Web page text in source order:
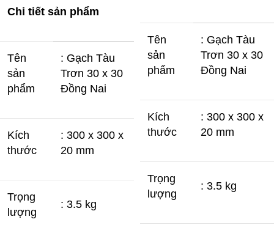
Chi tiết sản phẩm
Tên
sản
phẩm
: Gạch Tàu
Trơn 30 x 30
Đồng Nai
Kích
thước
: 300 x 300 x
20 mm
Trọng
lượng
: 3.5 kg
Tên
sản
phẩm
: Gạch Tàu
Trơn 30 x 30
Đồng Nai
Kích
thước
: 300 x 300 x
20 mm
Trọng
lượng
: 3.5 kg